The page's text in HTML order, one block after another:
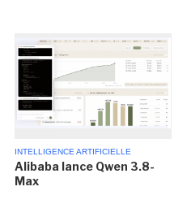
INTELLIGENCE ARTIFICIELLE
Alibaba lance Qwen 3.8-
Max